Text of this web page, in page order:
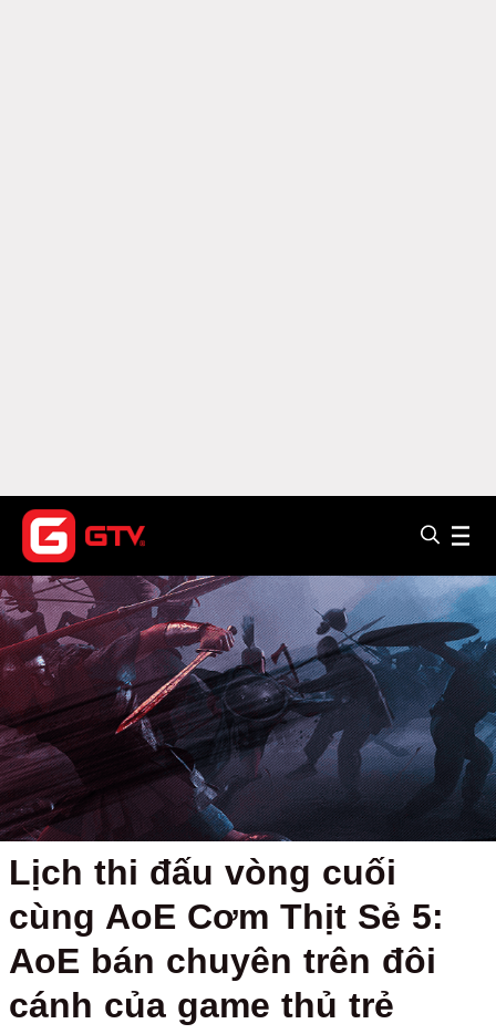
Lịch thi đấu vòng cuối
cùng AoE Cơm Thịt Sẻ 5:
AoE bán chuyên trên đôi
cánh của game thủ trẻ